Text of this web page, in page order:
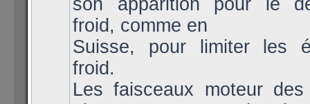
son apparition pour le
froid, comme en
Suisse, pour limiter les
froid.
Les faisceaux moteur